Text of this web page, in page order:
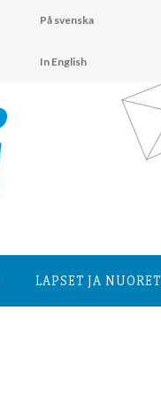
På svenska
In English
LAPSET JA NUORET